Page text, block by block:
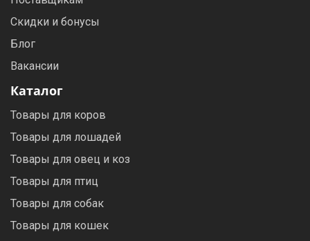
Скидки и бонусы
Блог
Вакансии
Каталог
Товары для коров
Товары для лошадей
Товары для овец и коз
Товары для птиц
Товары для собак
Товары для кошек